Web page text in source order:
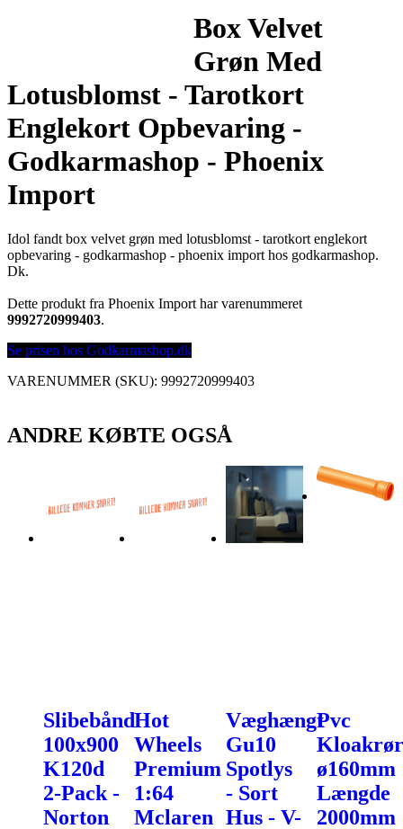
Box Velvet
Grøn Med
Lotusblomst - Tarotkort
Englekort Opbevaring -
Godkarmashop - Phoenix
Import
Idol fandt box velvet grøn med lotusblomst - tarotkort englekort
opbevaring - godkarmashop - phoenix import hos godkarmashop.
Dk.
Dette produkt fra Phoenix Import har varenummeret
9992720999403.
Se prisen hos Godkarmashop.dk
VARENUMMER (SKU): 9992720999403
ANDRE KØBTE OGSÅ
Slibebånd
100x900
K120d
2-Pack -
Norton
Hot
Wheels
Premium
1:64
Mclaren
Væghængt
Gu10
Spotlys
- Sort
Hus - V-
Pvc
Kloakrør
ø160mm
Længde
2000mm